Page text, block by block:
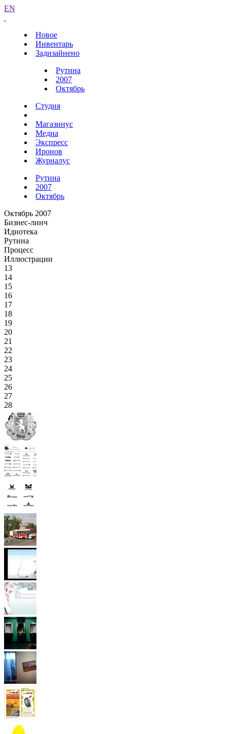
EN
Новое
Инвентарь
Задизайнено
Рутина
2007
Октябрь
Студия
Магазинус
Медиа
Экспресс
Иронов
Журналус
Рутина
2007
Октябрь
Октябрь 2007
Бизнес-линч
Идиотека
Рутина
Процесс
Иллюстрации
13
14
15
16
17
18
19
20
21
22
23
24
25
26
27
28